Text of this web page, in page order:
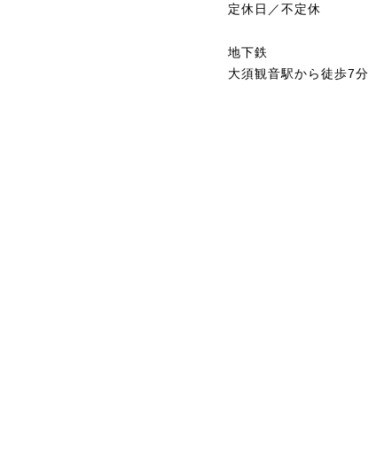
定休日／不定休
地下鉄
大須観音駅から徒歩7分